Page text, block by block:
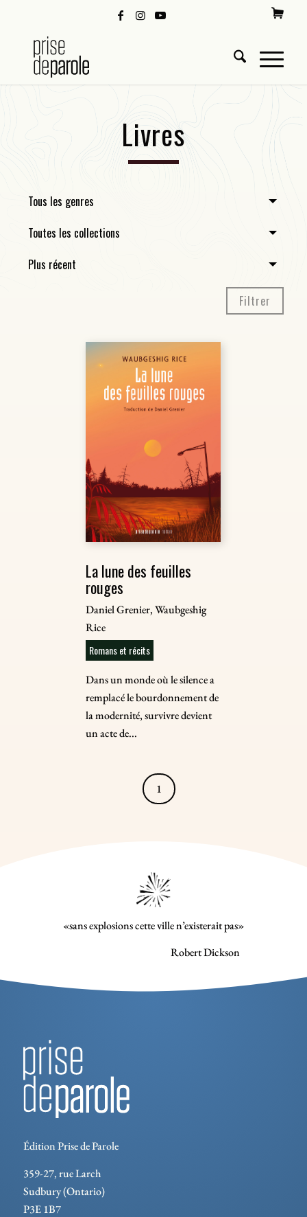
Livres
Tous les genres
Toutes les collections
Plus récent
Filtrer
La lune des feuilles
rouges
Daniel Grenier, Waubgeshig
Rice
Romans et récits
Dans un monde où le silence a
remplacé le bourdonnement de
la modernité, survivre devient
un acte de...
1
«sans explosions cette ville n’existerait pas»
Robert Dickson
Édition Prise de Parole
359-27, rue Larch
Sudbury (Ontario)
P3E 1B7